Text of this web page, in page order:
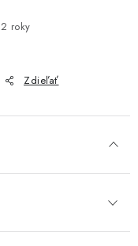
2 roky
Zdieľať